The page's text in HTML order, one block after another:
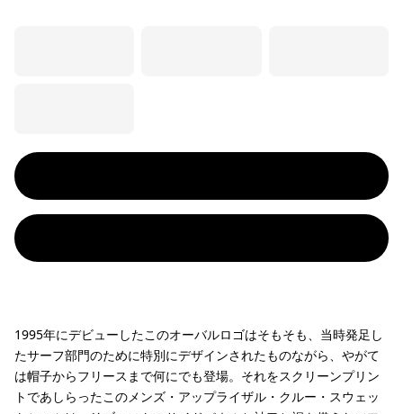
1995年にデビューしたこのオーバルロゴはそもそも、当時発足し
たサーフ部門のために特別にデザインされたものながら、やがて
は帽子からフリースまで何にでも登場。それをスクリーンプリン
トであしらったこのメンズ・アップライザル・クルー・スウェッ